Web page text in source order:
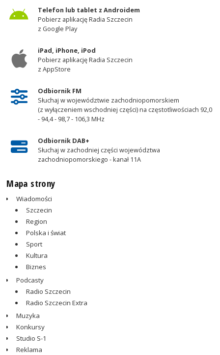
Telefon lub tablet z Androidem
Pobierz aplikację Radia Szczecin
z Google Play
iPad, iPhone, iPod
Pobierz aplikację Radia Szczecin
z AppStore
Odbiornik FM
Słuchaj w województwie zachodniopomorskiem
(z wyłączeniem wschodniej części) na częstotliwościach 92,0
- 94,4 - 98,7 - 106,3 MHz
Odbiornik DAB+
Słuchaj w zachodniej części województwa
zachodniopomorskiego - kanał 11A
Mapa strony
Wiadomości
Szczecin
Region
Polska i świat
Sport
Kultura
Biznes
Podcasty
Radio Szczecin
Radio Szczecin Extra
Muzyka
Konkursy
Studio S-1
Reklama